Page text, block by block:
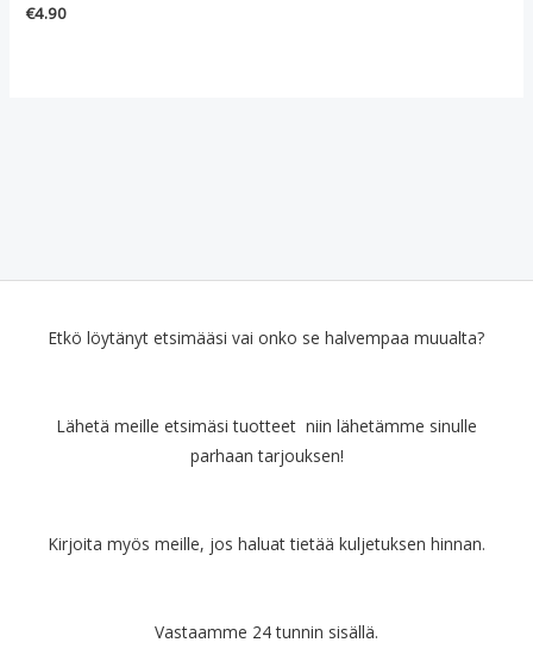
€4.90
Etkö löytänyt etsimääsi vai onko se halvempaa muualta?
Lähetä meille etsimäsi tuotteet niin lähetämme sinulle
parhaan tarjouksen!
Kirjoita myös meille, jos haluat tietää kuljetuksen hinnan.
Vastaamme 24 tunnin sisällä.